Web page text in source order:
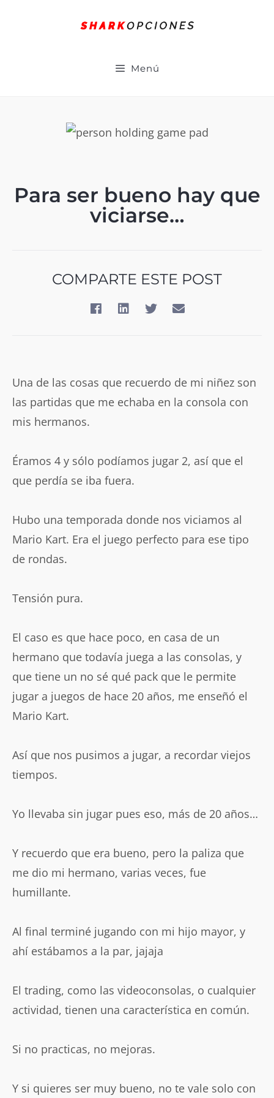
Menú
Para ser bueno hay que
viciarse…
COMPARTE ESTE POST
Una de las cosas que recuerdo de mi niñez son
las partidas que me echaba en la consola con
mis hermanos.
Éramos 4 y sólo podíamos jugar 2, así que el
que perdía se iba fuera.
Hubo una temporada donde nos viciamos al
Mario Kart. Era el juego perfecto para ese tipo
de rondas.
Tensión pura.
El caso es que hace poco, en casa de un
hermano que todavía juega a las consolas, y
que tiene un no sé qué pack que le permite
jugar a juegos de hace 20 años, me enseñó el
Mario Kart.
Así que nos pusimos a jugar, a recordar viejos
tiempos.
Yo llevaba sin jugar pues eso, más de 20 años…
Y recuerdo que era bueno, pero la paliza que
me dio mi hermano, varias veces, fue
humillante.
Al final terminé jugando con mi hijo mayor, y
ahí estábamos a la par, jajaja
El trading, como las videoconsolas, o cualquier
actividad, tienen una característica en común.
Si no practicas, no mejoras.
Y si quieres ser muy bueno, no te vale solo con